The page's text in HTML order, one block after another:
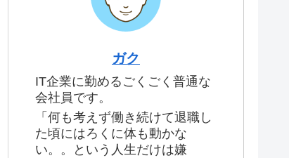
ガク
IT企業に勤めるごくごく普通な
会社員です。
「何も考えず働き続けて退職し
た頃にはろくに体も動かな
い。。という人生だけは嫌